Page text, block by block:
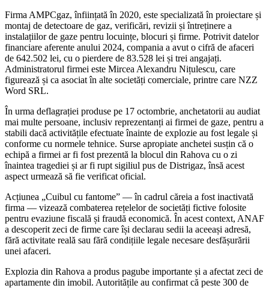
Firma AMPCgaz, înființată în 2020, este specializată în proiectare și
montaj de detectoare de gaz, verificări, revizii și întreținere a
instalațiilor de gaze pentru locuințe, blocuri și firme. Potrivit datelor
financiare aferente anului 2024, compania a avut o cifră de afaceri
de 642.502 lei, cu o pierdere de 83.528 lei și trei angajați.
Administratorul firmei este Mircea Alexandru Nițulescu, care
figurează și ca asociat în alte societăți comerciale, printre care NZZ
Word SRL.
În urma deflagrației produse pe 17 octombrie, anchetatorii au audiat
mai multe persoane, inclusiv reprezentanți ai firmei de gaze, pentru a
stabili dacă activitățile efectuate înainte de explozie au fost legale și
conforme cu normele tehnice. Surse apropiate anchetei susțin că o
echipă a firmei ar fi fost prezentă la blocul din Rahova cu o zi
înaintea tragediei și ar fi rupt sigiliul pus de Distrigaz, însă acest
aspect urmează să fie verificat oficial.
Acțiunea „Cuibul cu fantome” — în cadrul căreia a fost inactivată
firma — vizează combaterea rețelelor de societăți fictive folosite
pentru evaziune fiscală și fraudă economică. În acest context, ANAF
a descoperit zeci de firme care își declarau sedii la aceeași adresă,
fără activitate reală sau fără condițiile legale necesare desfășurării
unei afaceri.
Explozia din Rahova a produs pagube importante și a afectat zeci de
apartamente din imobil. Autoritățile au confirmat că peste 300 de